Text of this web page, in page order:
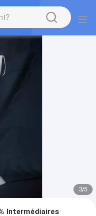
3/5
Intermédiaires